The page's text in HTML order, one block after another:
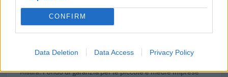
CONFIRM
Data Deletion Data Access Privacy Policy
2025-07-08
Fondo di garanzia per le piccole e medie imprese
Banca del Mezzogiorno MedioCredito Centrale S.p.A.
Fondo di garanzia per le piccole e medie imprese